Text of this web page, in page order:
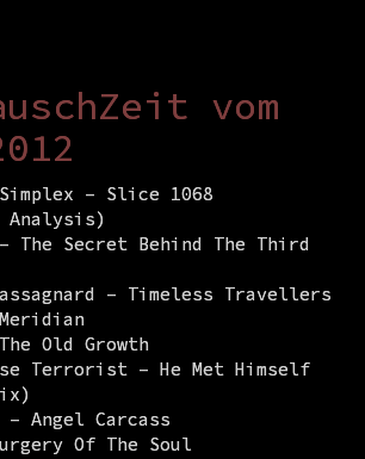
vom
– Slice 1068
Analysis)
The Secret Behind The Third
– Timeless Travellers
Old Growth
Terrorist – He Met Himself
Angel Carcass
Of The Soul